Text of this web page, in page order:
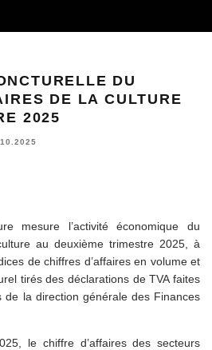
DU
DE LA CULTURE
2025
mesure l’activité économique du
au deuxième trimestre 2025, à
de chiffres d’affaires en volume et
tirés des déclarations de TVA faites
de la direction générale des Finances
le chiffre d’affaires des secteurs